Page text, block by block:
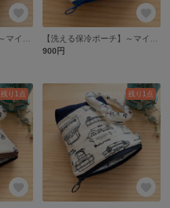
900円
残り1点 残り1点